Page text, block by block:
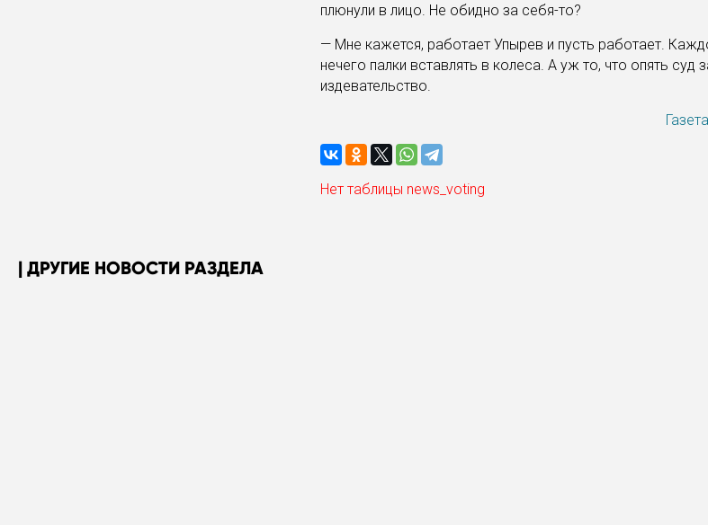
плюнули в лицо. Не обидно за себя-то?
— Мне кажется, работает Упырев и пусть работает.
нечего палки вставлять в колеса. А уж то, что опять суд
издевательство.
Нет таблицы news_voting
ДРУГИЕ НОВОСТИ РАЗДЕЛА